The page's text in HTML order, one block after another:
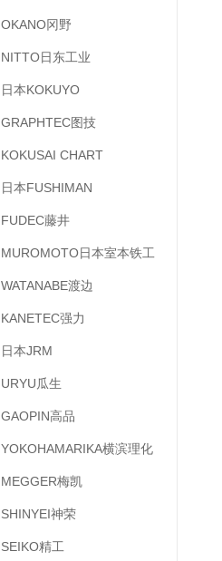
OKANO冈野
NITTO日东工业
日本KOKUYO
GRAPHTEC图技
KOKUSAI CHART
日本FUSHIMAN
FUDEC藤井
MUROMOTO日本室本铁工
WATANABE渡边
KANETEC强力
日本JRM
URYU瓜生
GAOPIN高品
YOKOHAMARIKA横滨理化
MEGGER梅凯
SHINYEI神荣
SEIKO精工